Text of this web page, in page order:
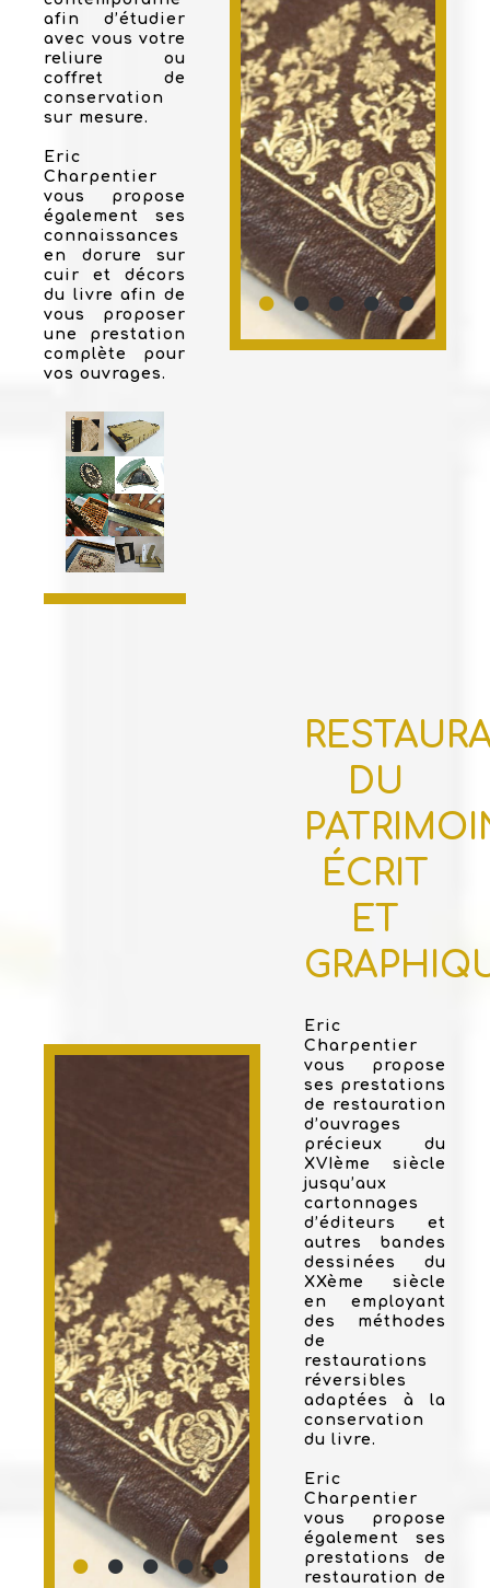
afin d’étudier
avec vous votre
reliure ou
coffret de
conservation
sur mesure.
Eric
Charpentier
vous propose
également ses
connaissances
en dorure sur
cuir et décors
du livre afin de
vous proposer
une prestation
complète pour
vos ouvrages.
DU
ÉCRIT
ET
Eric
Charpentier
vous propose
ses prestations
de restauration
d’ouvrages
précieux du
XVIème siècle
jusqu’aux
cartonnages
d’éditeurs et
autres bandes
dessinées du
XXème siècle
en employant
des méthodes
de
restaurations
réversibles
adaptées à la
conservation
du livre.
Eric
Charpentier
vous propose
également ses
prestations de
restauration de